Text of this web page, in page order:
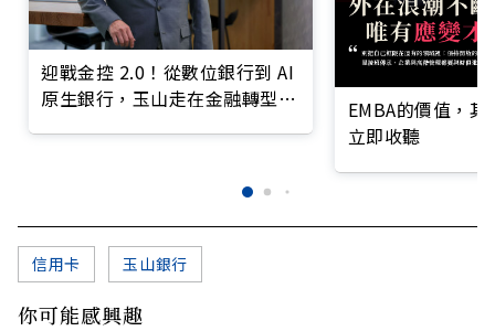
迎戰金控 2.0！從數位銀行到 AI
原生銀行，玉山走在金融轉型最
EMBA的價值，
立即收聽
信用卡 玉山銀行
你可能感興趣